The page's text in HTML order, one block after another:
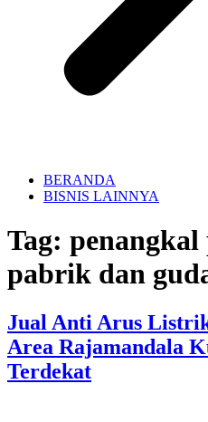
BERANDA
BISNIS LAINNYA
Tag:
pabrik dan
Jual Anti Arus
Area Rajamandala
Terdekat